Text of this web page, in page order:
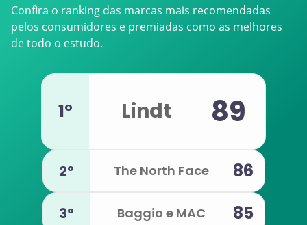
Confira o ranking das marcas mais recomendadas
pelos consumidores e premiadas como as melhores
de todo o estudo.
1° Lindt 89
2° The North Face 86
3° Baggio e MAC 85